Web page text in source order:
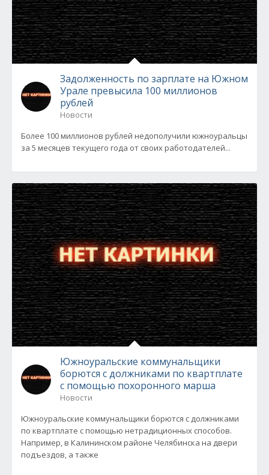
Задолженность по зарплате на Южном
Урале превысила 100 миллионов
рублей
Новости
Более 100 миллионов рублей недополучили южноуральцы
за 5 месяцев текущего года от своих работодателей...
Южноуральские коммунальщики
борются с должниками по квартплате
с помощью похоронного марша
Новости
Южноуральские коммунальщики борются с должниками
по квартплате с помощью нетрадиционных способов.
Например, в Калининском районе Челябинска на двери
подъездов, а также